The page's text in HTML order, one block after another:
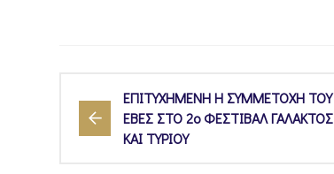
ΕΠΙΤΥΧΗΜΕΝΗ Η ΣΥΜΜΕΤΟΧΗ ΤΟΥ
ΕΒΕΣ ΣΤΟ 2ο ΦΕΣΤΙΒΑΛ ΓΑΛΑΚΤΟΣ
ΚΑΙ ΤΥΡΙΟΥ